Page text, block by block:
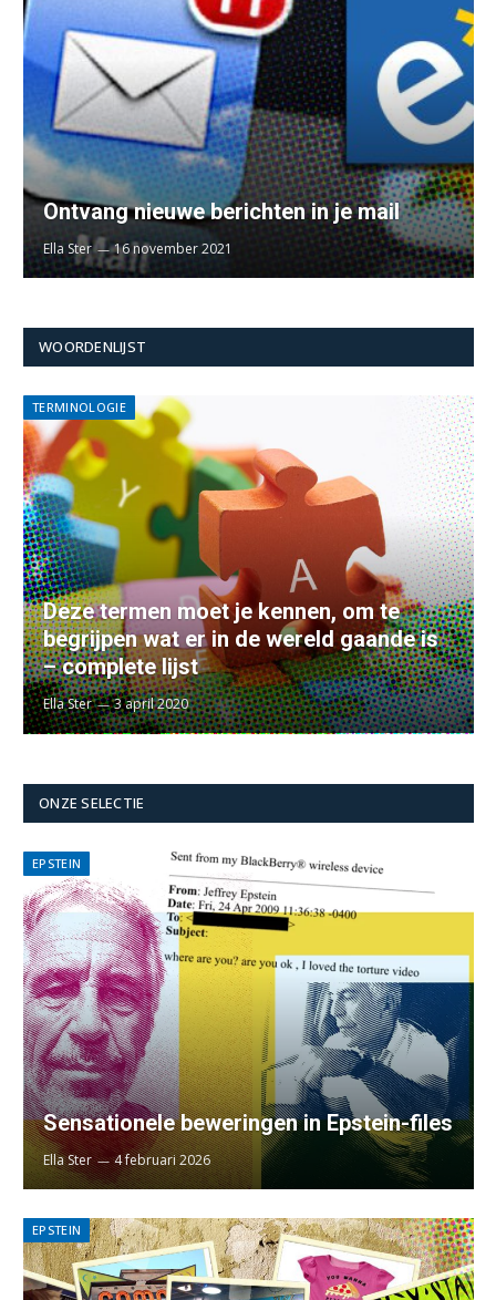
Ontvang nieuwe berichten in je mail
Ella Ster 16 november 2021
WOORDENLIJST
TERMINOLOGIE
Deze termen moet je kennen, om te
begrijpen wat er in de wereld gaande is
– complete lijst
Ella Ster 3 april 2020
ONZE SELECTIE
EPSTEIN
Sensationele beweringen in Epstein-files
Ella Ster 4 februari 2026
EPSTEIN